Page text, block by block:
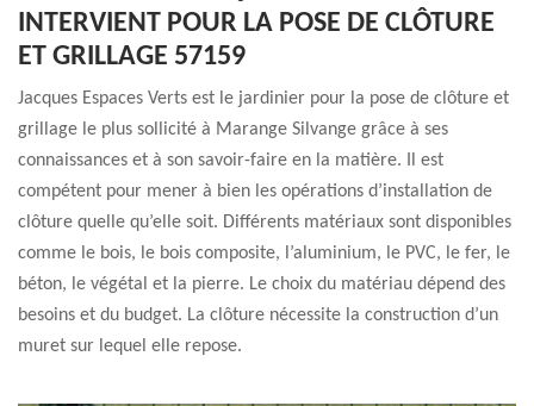
INTERVIENT POUR LA POSE DE CLÔTURE
ET GRILLAGE 57159
Jacques Espaces Verts est le jardinier pour la pose de clôture et
grillage le plus sollicité à Marange Silvange grâce à ses
connaissances et à son savoir-faire en la matière. Il est
compétent pour mener à bien les opérations d’installation de
clôture quelle qu’elle soit. Différents matériaux sont disponibles
comme le bois, le bois composite, l’aluminium, le PVC, le fer, le
béton, le végétal et la pierre. Le choix du matériau dépend des
besoins et du budget. La clôture nécessite la construction d’un
muret sur lequel elle repose.